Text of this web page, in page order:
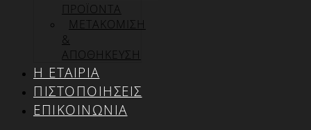
ΠΡΟΪΟΝΤΑ
ΜΕΤΑΚΟΜΙΣΗ
&
ΑΠΟΘΗΚΕΥΣΗ
Η ΕΤΑΙΡΊΑ
ΠΙΣΤΟΠΟΙΉΣΕΙΣ
ΕΠΙΚΟΙΝΩΝΊΑ